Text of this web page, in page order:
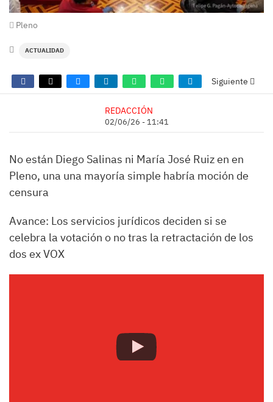
Pleno
ACTUALIDAD
Siguiente
REDACCIÓN
02/06/26 - 11:41
No están Diego Salinas ni María José Ruiz en en
Pleno, una una mayoría simple habría moción de
censura
Avance: Los servicios jurídicos deciden si se
celebra la votación o no tras la retractación de los
dos ex VOX